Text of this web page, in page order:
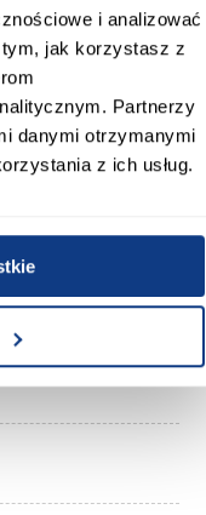
i analizować
jak korzystasz z
Partnerzy
danymi otrzymanymi
z ich usług.